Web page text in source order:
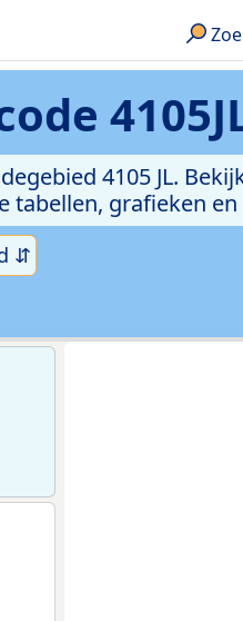
4105 JL.
grafieken
⇵